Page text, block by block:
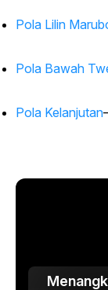
Pola Lilin
Pola Bawah
Pola Kelanjutan